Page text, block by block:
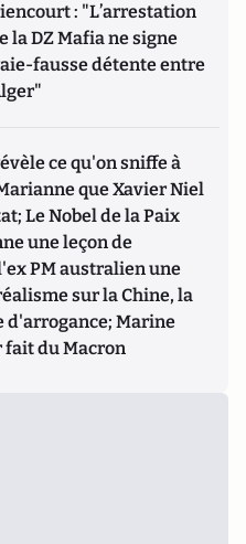
: "L’arrestation
la DZ Mafia ne signe
fausse détente entre
ce qu'on sniffe à
que Xavier Niel
Le Nobel de la Paix
une leçon de
PM australien une
sur la Chine, la
d'arrogance; Marine
fait du Macron